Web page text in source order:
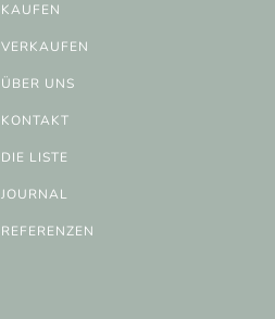
KAUFEN
VERKAUFEN
ÜBER UNS
KONTAKT
DIE LISTE
JOURNAL
REFERENZEN